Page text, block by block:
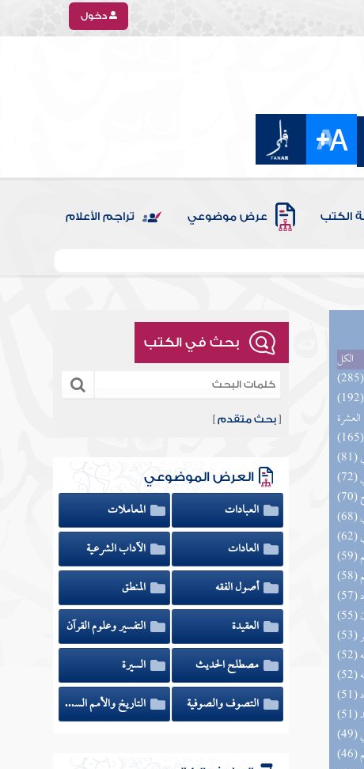
دخول
الكتب عرض موضوعي تراجم الأعلام
الكل
(192) إتحاف المهرة بالفوائد المبتكرة من أطراف
العشرة
بحث في الكتب
[بحث متقدم ]
العرض الموضوعي
العبادات
المعاملات
العادات
الآداب الشرعية
أصول الفقه
المنطق
العقيدة
التفسير وعلوم القرآن
مصطلح الحديث
السيرة
التصوف والصوفية
التاريخ والأمم السابقة